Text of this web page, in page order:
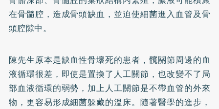
在骨髓腔，造成骨頭缺血，並迫使細菌進入血管及骨
頭腔隙中。
陳先生原本是缺血性骨壞死的患者，髖關節周邊的血
液循環很差，即使是置換了人工關節，也改變不了局
部血液循環的弱勢，加上人工關節是不帶血管的外來
物，更容易形成細菌躲藏的溫床。隨著醫學的進步，